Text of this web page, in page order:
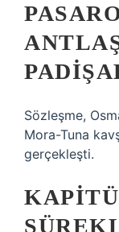
Sözleşme,
Mora-Tuna
gerçekleşti.